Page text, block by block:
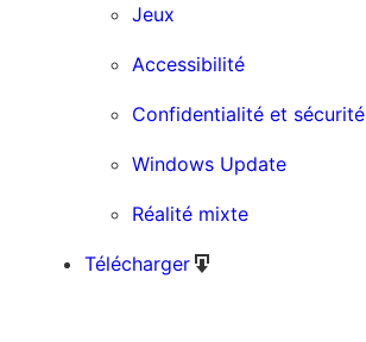
Jeux
Accessibilité
Confidentialité et sécurité
Windows Update
Réalité mixte
Télécharger